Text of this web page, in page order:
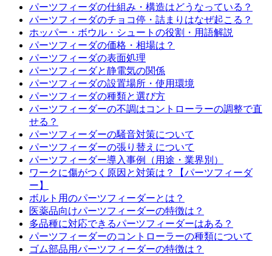
パーツフィーダの仕組み・構造はどうなっている？
パーツフィーダのチョコ停・詰まりはなぜ起こる？
ホッパー・ボウル・シュートの役割・用語解説
パーツフィーダの価格・相場は？
パーツフィーダの表面処理
パーツフィーダと静電気の関係
パーツフィーダの設置場所・使用環境
パーツフィーダの種類と選び方
パーツフィーダーの不調はコントローラーの調整で直
せる？
パーツフィーダーの騒音対策について
パーツフィーダーの張り替えについて
パーツフィーダー導入事例（用途・業界別）
ワークに傷がつく原因と対策は？【パーツフィーダ
ー】
ボルト用のパーツフィーダーとは？
医薬品向けパーツフィーダーの特徴は？
多品種に対応できるパーツフィーダーはある？
パーツフィーダーのコントローラーの種類について
ゴム部品用パーツフィーダーの特徴は？